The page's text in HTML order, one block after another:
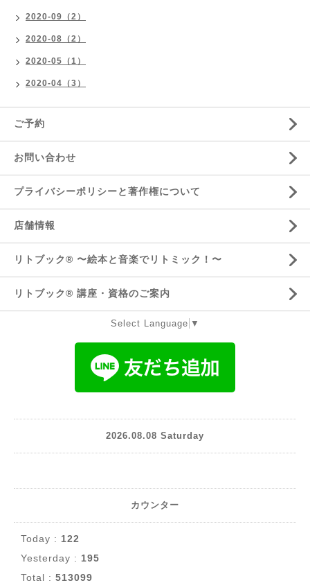
2020-09（2）
2020-08（2）
2020-05（1）
2020-04（3）
ご予約
お問い合わせ
プライバシーポリシーと著作権について
店舗情報
リトブック®️ 〜絵本と音楽でリトミック！〜
リトブック®️ 講座・資格のご案内
Select Language ▼
2026.08.08 Saturday
カウンター
Today : 122
Yesterday : 195
Total : 513099